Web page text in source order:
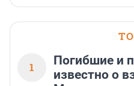
1
Погибшие и
известно о